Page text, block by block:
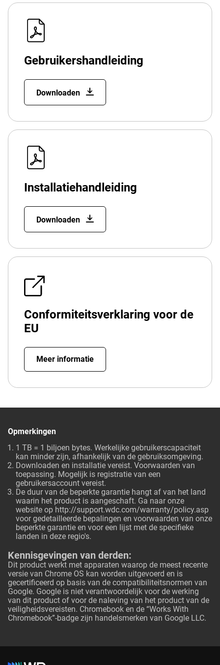
Gebruikershandleiding
Downloaden
Installatiehandleiding
Downloaden
Conformiteitsverklaring voor de
EU
Meer informatie
Opmerkingen
1 TB = 1 biljoen bytes. Werkelijke gebruikerscapaciteit
kan minder zijn, afhankelijk van de gebruiksomgeving.
Downloaden en installatie vereist. Voorwaarden van
toepassing. Mogelijk is registratie van een
gebruikersaccount vereist.
De duur van de beperkte garantie hangt af van het land
waarin het product is aangeschaft. Ga naar onze
website op http://support.wdc.com/warranty/policy.asp
voor gedetailleerde bepalingen en voorwaarden van onze
beperkte garantie en voor een lijst met de specifieke
landen in deze regio's.
Kennisgevingen van derden:
Dit product werkt met apparaten waarop de meest recente
versie van Chrome OS kan worden uitgevoerd en is
gecertificeerd op basis van de compatibiliteitsnormen van
Google. Google is niet verantwoordelijk voor de werking
van dit product of voor de naleving van het product van de
veiligheidsvereisten. Chromebook en de “Works With
Chromebook”-badge zijn handelsmerken van Google LLC.